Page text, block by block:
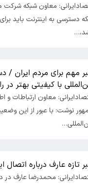
معاون شبکه شرکت
دسترسی به اینترنت باید
مهم برای مردم ایران /
با کیفیتی بهتر در
معاون ارتباطات و
نوشت: ‏با عبور از این
تازه عارف درباره اتصال
محمدرضا عارف در